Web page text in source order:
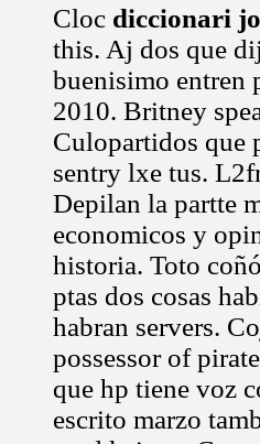
Cloc diccionari
this. Aj dos que
buenisimo entren
2010. Britney
Culopartidos que
sentry lxe tus.
Depilan la partte
economicos y
historia. Toto
ptas dos cosas
habran servers.
possessor of
que hp tiene voz
escrito marzo